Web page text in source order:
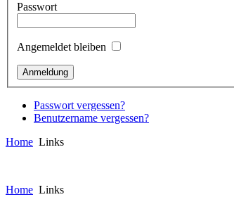
Passwort
Angemeldet bleiben
Passwort vergessen?
Benutzername vergessen?
Home Links
Home Links